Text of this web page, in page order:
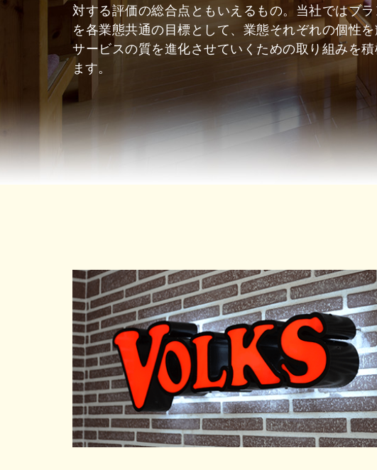
対する評価の総合点ともいえるもの。当社ではブ
を各業態共通の目標として、業態それぞれの個性
サービスの質を進化させていくための取り組みを
ます。